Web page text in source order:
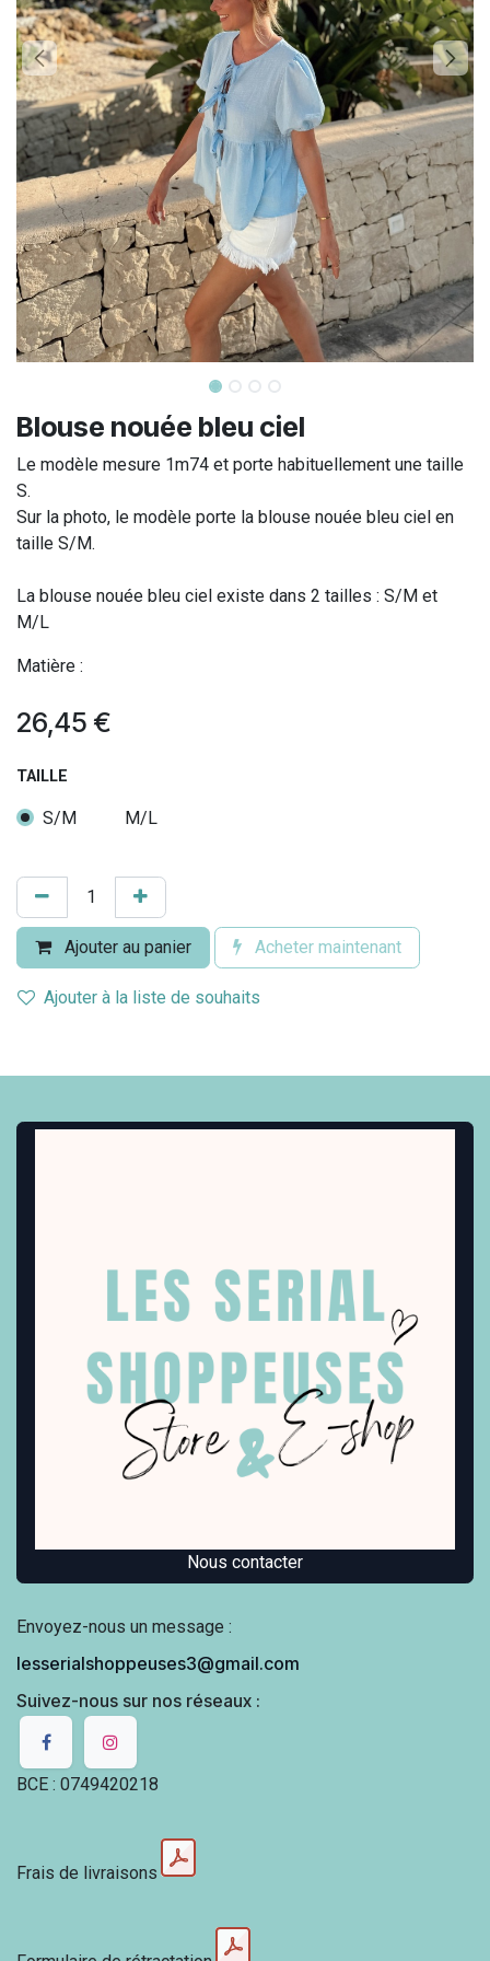
Blouse nouée bleu ciel
Le modèle mesure 1m74 et porte habituellement une taille
S.
Sur la photo, le modèle porte la blouse nouée bleu ciel en
taille S/M.
La blouse nouée bleu ciel existe dans 2 tailles : S/M et
M/L
Matière :
26,45 €
TAILLE
S/M M/L
Ajouter au panier Acheter maintenant
Ajouter à la liste de souhaits
Nous contacter
Envoyez-nous un message :
lesserialshoppeuses3@gmail.com
Suivez-nous sur nos réseaux :
BCE : 0749420218
Frais de livraisons